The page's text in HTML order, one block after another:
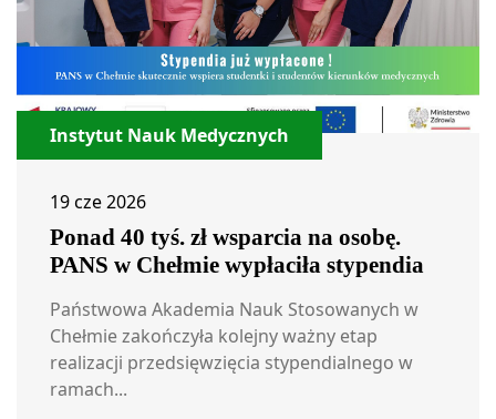
Instytut Nauk Medycznych
19 cze 2026
Ponad 40 tyś. zł wsparcia na osobę.
PANS w Chełmie wypłaciła stypendia
Państwowa Akademia Nauk Stosowanych w
Chełmie zakończyła kolejny ważny etap
realizacji przedsięwzięcia stypendialnego w
ramach...